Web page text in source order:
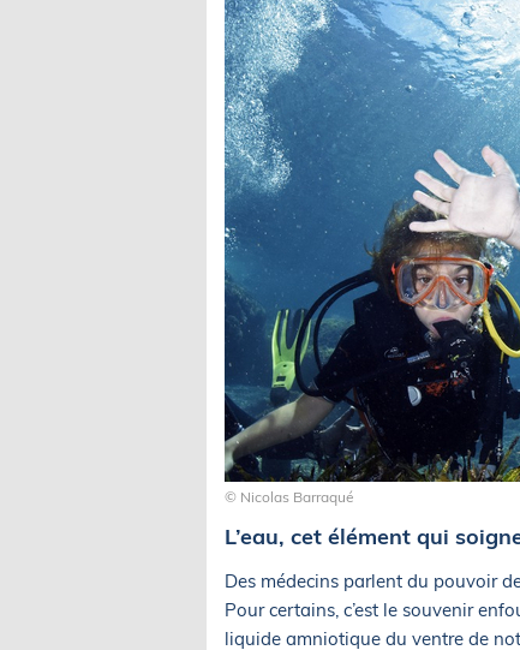
© Nicolas Barraqué
L’eau, cet élément qui
Des médecins parlent du pouvoir
Pour certains, c’est le souvenir
liquide amniotique du ventre de